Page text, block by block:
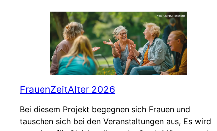
FrauenZeitAlter 2026
Bei diesem Projekt begegnen sich Frauen und
tauschen sich bei den Veranstaltungen aus, Es wird